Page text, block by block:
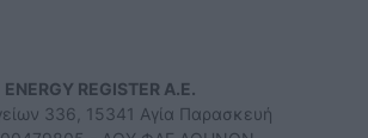
ENERGY REGISTER Α.Ε.
336, 15341 Αγία Παρασκευή